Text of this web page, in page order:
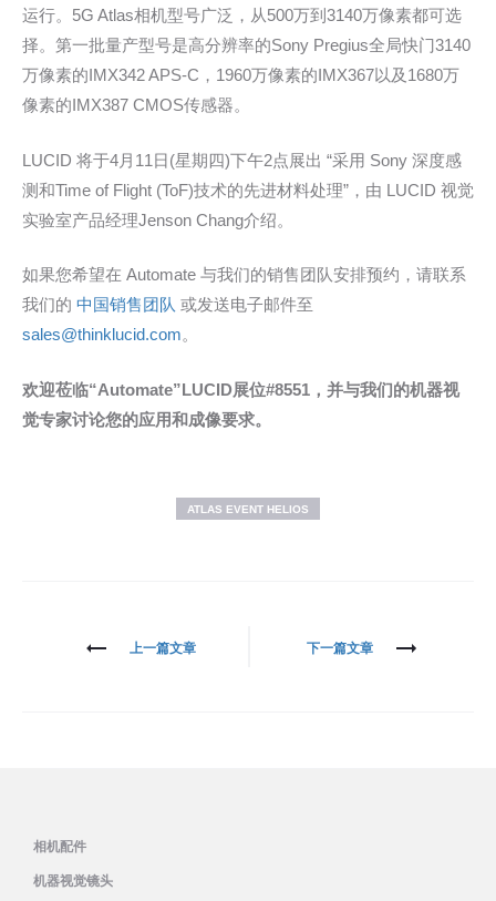
运行。5G Atlas相机型号广泛，从500万到3140万像素都可选
择。第一批量产型号是高分辨率的Sony Pregius全局快门3140
万像素的IMX342 APS-C，1960万像素的IMX367以及1680万
像素的IMX387 CMOS传感器。
LUCID 将于4月11日(星期四)下午2点展出 “采用 Sony 深度感
测和Time of Flight (ToF)技术的先进材料处理”，由 LUCID 视觉
实验室产品经理Jenson Chang介绍。
如果您希望在 Automate 与我们的销售团队安排预约，请联系
我们的 中国销售团队 或发送电子邮件至
sales@thinklucid.com。
欢迎莅临“Automate”LUCID展位#8551，并与我们的机器视
觉专家讨论您的应用和成像要求。
ATLAS EVENT HELIOS
上一篇文章 下一篇文章
相机配件
机器视觉镜头